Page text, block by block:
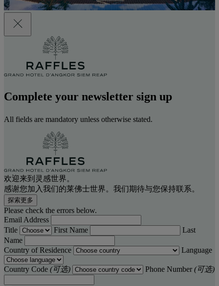
Complete your newsletter sign up
All fields are mandatory unless otherwise stated.
欢迎来到灵感世界。
感谢您加入我们的莱佛士世界。我们期待与您保持联系。
探索更多
Please check the errors below.
Email Address
Title
First Name
Last
Name
Country of Residence
Language
Country Code (可选) Phone Number (可选)